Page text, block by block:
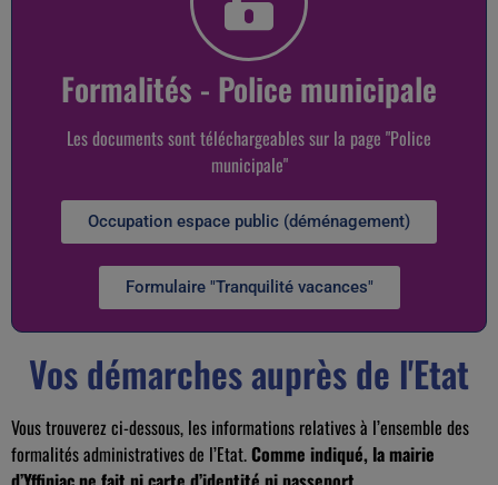
Formalités - Police municipale
Les documents sont téléchargeables sur la page "Police
municipale"
Occupation espace public (déménagement)
Formulaire "Tranquilité vacances"
Vos démarches auprès de l'Etat
Vous trouverez ci-dessous, les informations relatives à l’ensemble des
formalités administratives de l’Etat.Comme indiqué, la mairie